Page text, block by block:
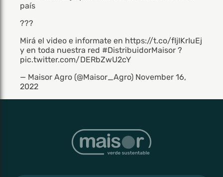
país
???
Mirá el video e informate en https://t.co/fIjIKrIuEj
y en toda nuestra red #DistribuidorMaisor ?
pic.twitter.com/DERbZwU2cY
— Maisor Agro (@Maisor_Agro) November 16,
2022